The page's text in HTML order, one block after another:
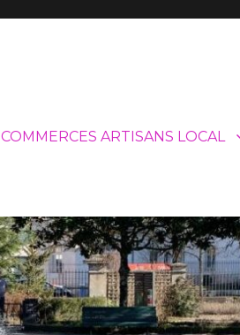
COMMERCES ARTISANS LOCAL